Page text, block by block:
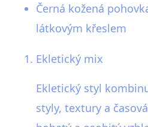
Černá kožená
látkovým křeslem
Ekletický mix
Ekletický styl
styly, textury a